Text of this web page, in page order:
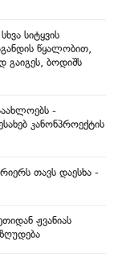
სიტყვის
წყალობით,
გაიგეს, ბოდიშს
-
კანონპროექტის
თავს დაესხა -
ჟვანიას